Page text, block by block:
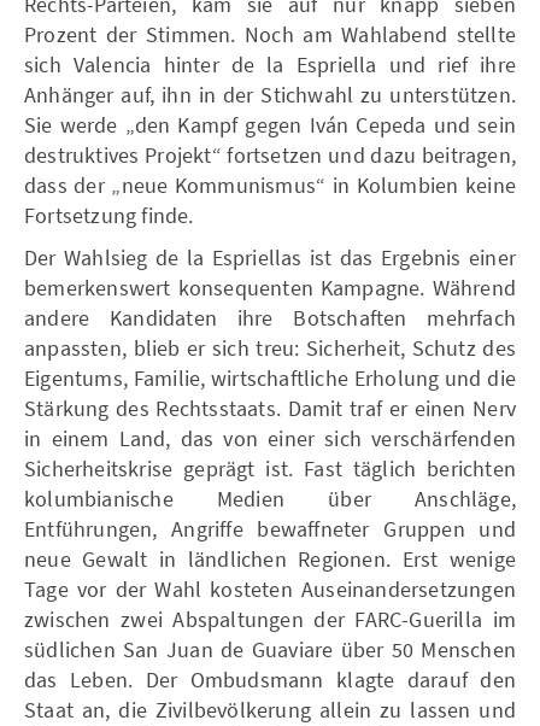
Prozent der Stimmen. Noch am Wahlabend stellte
sich Valencia hinter de la Espriella und rief ihre
Anhänger auf, ihn in der Stichwahl zu unterstützen.
Sie werde „den Kampf gegen Iván Cepeda und sein
destruktives Projekt“ fortsetzen und dazu beitragen,
dass der „neue Kommunismus“ in Kolumbien keine
Fortsetzung finde.
Der Wahlsieg de la Espriellas ist das Ergebnis einer
bemerkenswert konsequenten Kampagne. Während
andere Kandidaten ihre Botschaften mehrfach
anpassten, blieb er sich treu: Sicherheit, Schutz des
Eigentums, Familie, wirtschaftliche Erholung und die
Stärkung des Rechtsstaats. Damit traf er einen Nerv
in einem Land, das von einer sich verschärfenden
Sicherheitskrise geprägt ist. Fast täglich berichten
kolumbianische Medien über Anschläge,
Entführungen, Angriffe bewaffneter Gruppen und
neue Gewalt in ländlichen Regionen. Erst wenige
Tage vor der Wahl kosteten Auseinandersetzungen
zwischen zwei Abspaltungen der FARC-Guerilla im
südlichen San Juan de Guaviare über 50 Menschen
das Leben. Der Ombudsmann klagte darauf den
Staat an, die Zivilbevölkerung allein zu lassen und